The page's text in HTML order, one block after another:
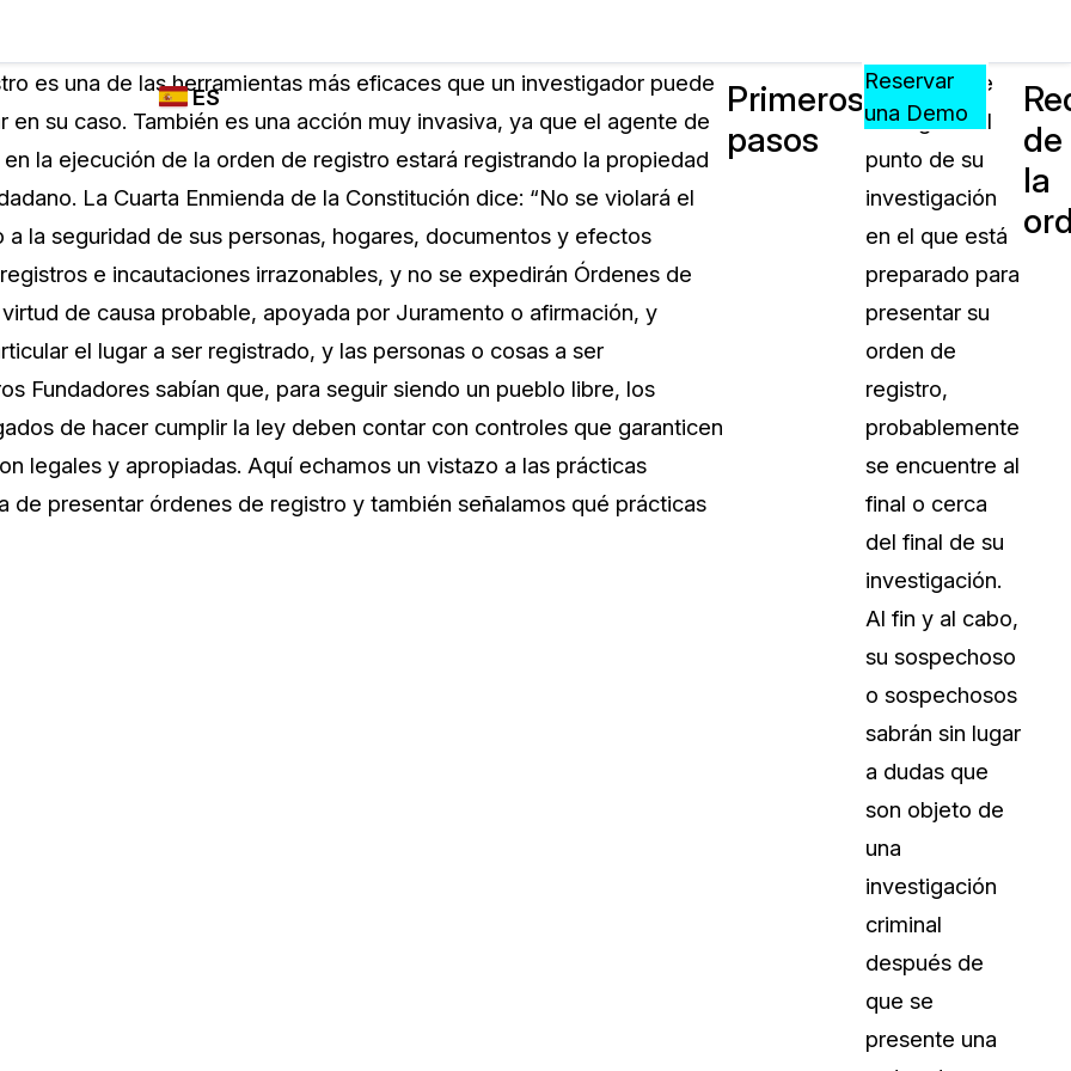
FUNCIONES DE
TRANSCRIPCIÓN
Y TRADUCCIÓN
DE CASEGUARD
Redacción de vídeos
de notas y más con un solo clic desde una
cantidad ilimitada de videos
Redacción de documentos
Redacte información de identificación
personal (PII) de miles de archivos PDF,
Excel, Doc, correo electrónico y PST con un
Industrias
¿QUIÉN
CASEGUARD?
Transportación
La Atención Médica
Educación
El Gobierno
PreciosRecursos
APRENDA,
CONECTE
Y
CREZCA
Preguntas Frecuentes
CaseGuard
Artículos
Redacte archivos de video con
Casos Practicos
sus necesidades de redacción
Centro de Ayuda
Obtenga respuestas a sus
CaseGuard
Videoteca
CaseGuard. Práctica nuevas
aprender
Recomendaciones
utilizan CaseGuard studio a diario
Eventos
ES
Español
Reservar
una Demo
es una de las herramientas más eficaces que un investigador puede
en su caso. También es una acción muy invasiva, ya que el agente de
la ejecución de la orden de registro estará registrando la propiedad
La Cuarta Enmienda de la Constitución dice: “No se violará el
la seguridad de sus personas, hogares, documentos y efectos
e incautaciones irrazonables, y no se expedirán Órdenes de
de causa probable, apoyada por Juramento o afirmación, y
el lugar a ser registrado, y las personas o cosas a ser
Fundadores sabían que, para seguir siendo un pueblo libre, los
de hacer cumplir la ley deben contar con controles que garanticen
legales y apropiadas. Aquí echamos un vistazo a las prácticas
de presentar órdenes de registro y también señalamos qué prácticas
Primeros
pasos
Una vez que
ha llegado al
punto de su
investigación
en el que está
preparado para
presentar su
orden de
registro,
probablemente
se encuentre al
final o cerca
del final de su
investigación.
Al fin y al cabo,
su sospechoso
o sospechosos
sabrán sin lugar
a dudas que
son objeto de
una
investigación
criminal
después de
que se
presente una
de
la